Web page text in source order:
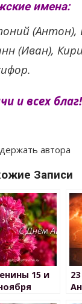
имена:
(Антон),
(Иван),
и всех благ!
автора
Записи
15 и